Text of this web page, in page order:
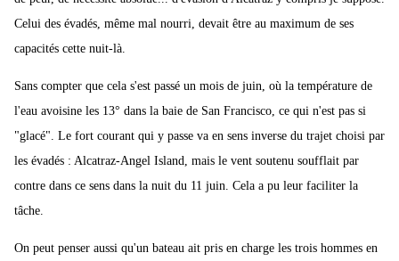
Celui des évadés, même mal nourri, devait être au maximum de ses
capacités cette nuit-là.
Sans compter que cela s'est passé un mois de juin, où la température de
l'eau avoisine les 13° dans la baie de San Francisco, ce qui n'est pas si
"glacé". Le fort courant qui y passe va en sens inverse du trajet choisi par
les évadés : Alcatraz-Angel Island, mais le vent soutenu soufflait par
contre dans ce sens dans la nuit du 11 juin. Cela a pu leur faciliter la
tâche.
On peut penser aussi qu'un bateau ait pris en charge les trois hommes en